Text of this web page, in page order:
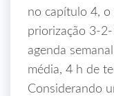
no capítulo 4, o
priorização
agenda
média, 4 h de
Considerando